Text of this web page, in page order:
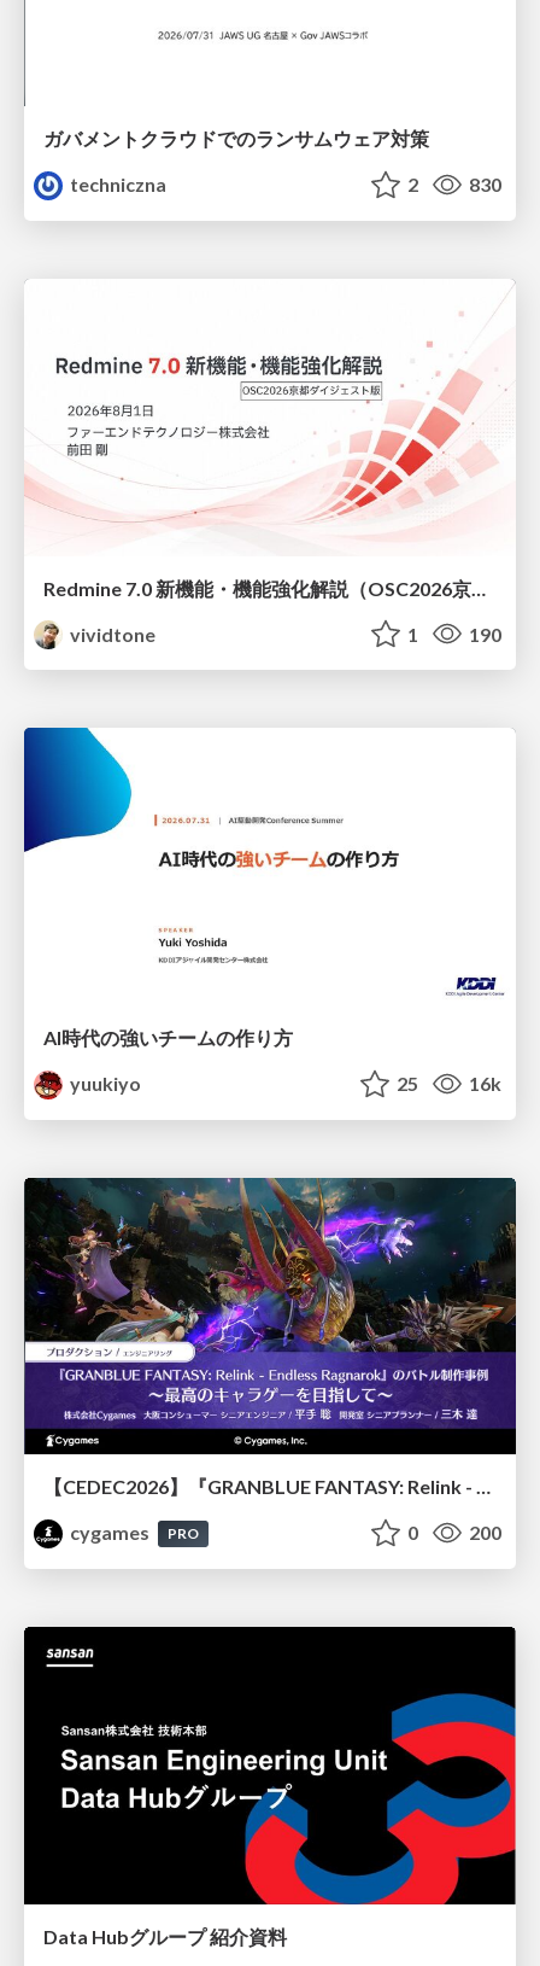
ガバメントクラウドでのランサムウェア対策
techniczna
2 830
vividtone
1 190
AI時代の強いチームの作り方
yuukiyo
25 16k
【CEDEC2026】『GRANBLUE FANTASY: Relink - Endless Ragnarok』のバトル制作事例 ～最高のキャラゲーを目指して～
cygames
PRO 0 200
Data Hubグループ 紹介資料